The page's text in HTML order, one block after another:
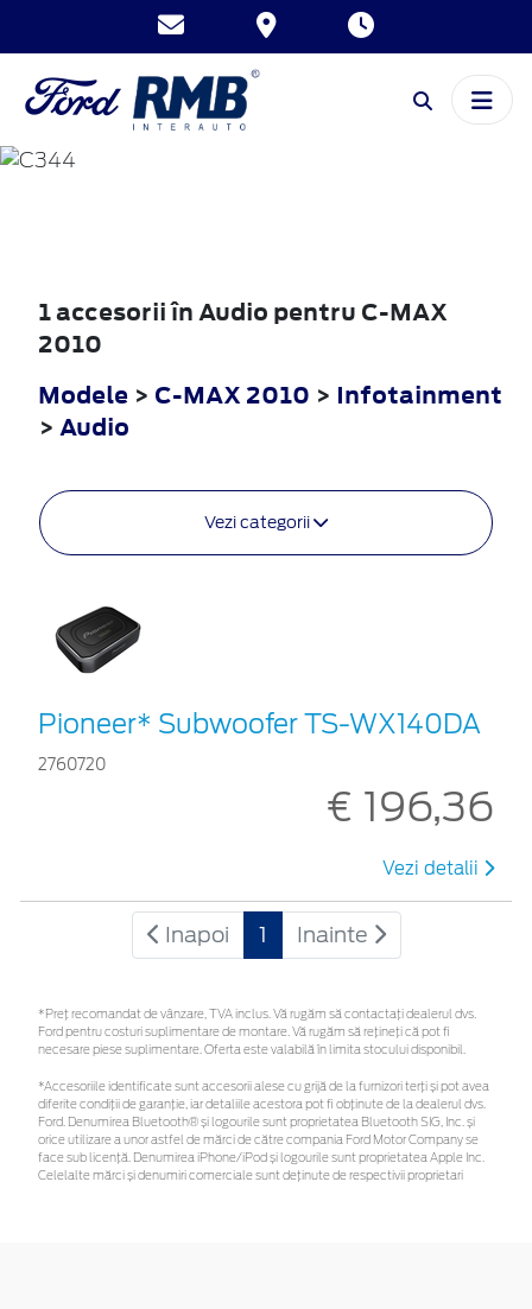
C-MAX
1 accesorii în Audio pentru C-MAX
2010
Modele > C-MAX 2010 > Infotainment
> Audio
Vezi categorii
Pioneer* Subwoofer TS-WX140DA
2760720
€ 196,36
Vezi detalii
Inapoi 1 Inainte
*Preţ recomandat de vânzare, TVA inclus. Vă rugăm să contactaţi dealerul dvs.
Ford pentru costuri suplimentare de montare. Vă rugăm să rețineți că pot fi
necesare piese suplimentare. Oferta este valabilă în limita stocului disponibil.
*Accesoriile identificate sunt accesorii alese cu grijă de la furnizori terți și pot avea
diferite condiții de garanție, iar detaliile acestora pot fi obținute de la dealerul dvs.
Ford. Denumirea Bluetooth® și logourile sunt proprietatea Bluetooth SIG, Inc. și
orice utilizare a unor astfel de mărci de către compania Ford Motor Company se
face sub licență. Denumirea iPhone/iPod și logourile sunt proprietatea Apple Inc.
Celelalte mărci și denumiri comerciale sunt deținute de respectivii proprietari